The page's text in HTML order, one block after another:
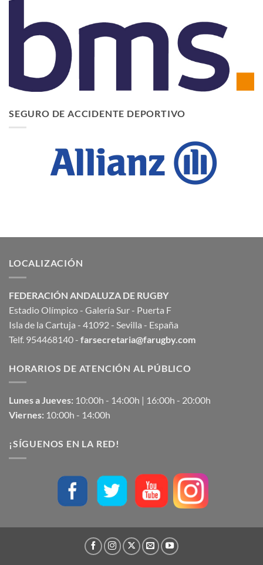
SEGURO DE ACCIDENTE DEPORTIVO
LOCALIZACIÓN
FEDERACIÓN ANDALUZA DE RUGBY
Estadio Olímpico - Galería Sur - Puerta F
Isla de la Cartuja - 41092 - Sevilla - España
Telf. 954468140 - farsecretaria@farugby.com
HORARIOS DE ATENCIÓN AL PÚBLICO
Lunes a Jueves: 10:00h - 14:00h | 16:00h - 20:00h
Viernes: 10:00h - 14:00h
¡SÍGUENOS EN LA RED!